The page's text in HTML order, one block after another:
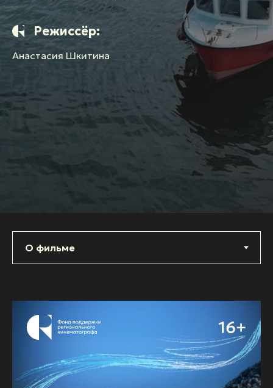
Режиссёр:
Анастасия Шкитина